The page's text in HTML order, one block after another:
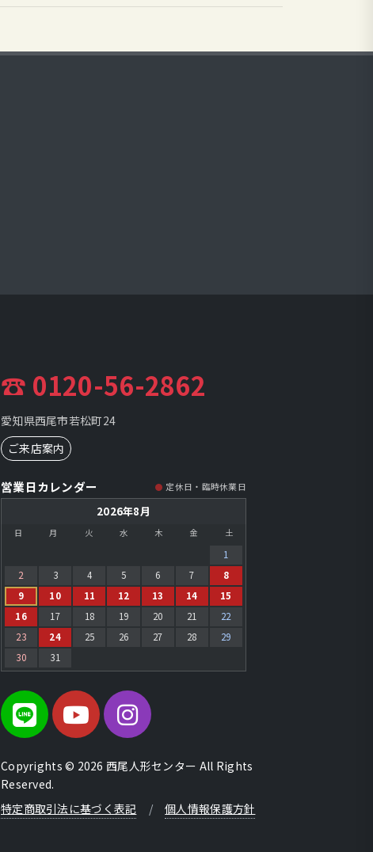
☎ 0120-56-2862
愛知県西尾市若松町24
ご来店案内
営業日カレンダー 定休日・臨時休業日
2026年8月
日 月 火 水 木 金 土
1
2
3 4 5 6 7
8
9
10 11 12 13 14
15
16
17 18 19 20 21
22
23
24 25 26 27 28
29
30
31
Copyrights © 2026 西尾人形センター All Rights
Reserved.
特定商取引法に基づく表記
/ 個人情報保護方針